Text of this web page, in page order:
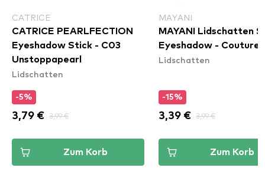
CATRICE
CATRICE PEARLFECTION
Eyeshadow Stick - C03
Unstoppapearl
Lidschatten
-5%
3,79 € 3,99 €
Zum Korb
MAYANI
MAYANI Lidschatten
Eyeshadow - Couture
Lidschatten
-15%
3,39 € 3,99 €
Zum Korb